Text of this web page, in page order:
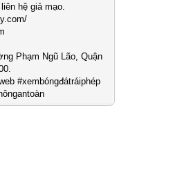
hệ giả mạo.
Phạm Ngũ Lão, Quận
#xembóngđátráiphép